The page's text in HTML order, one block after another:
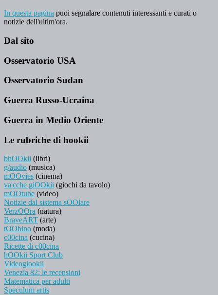
In questa pagina puoi segnalare contenuti interessanti e curati o
notizie dell'ultim'ora.
Dal sito
Osservatorio USA
Osservatorio Sudan
Guerra Russo-Ucraina
Guerra in Medio Oriente
Le rubriche di hookii
bhOOkii (libri)
g/audio (musica)
mOOvies (cinema)
va'cche giOOkii (giochi da tavolo)
mOOtube (video)
Notizie dal sistema sOOlare
VerzOOra (natura)
BraveART (arte)
tOObino (moda)
c00cina (cucina)
Ricette di c00cina
hOOkii Sport Club
Videogiookii
Venezia 82: le recensioni
Matematica per adulti
Speculum artis